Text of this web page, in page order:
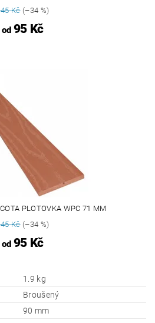
Kč(–34 %)
od95 Kč
PLOTOVKA WPC 71 MM
Kč(–34 %)
od95 Kč
1.9 kg
Broušený
90 mm